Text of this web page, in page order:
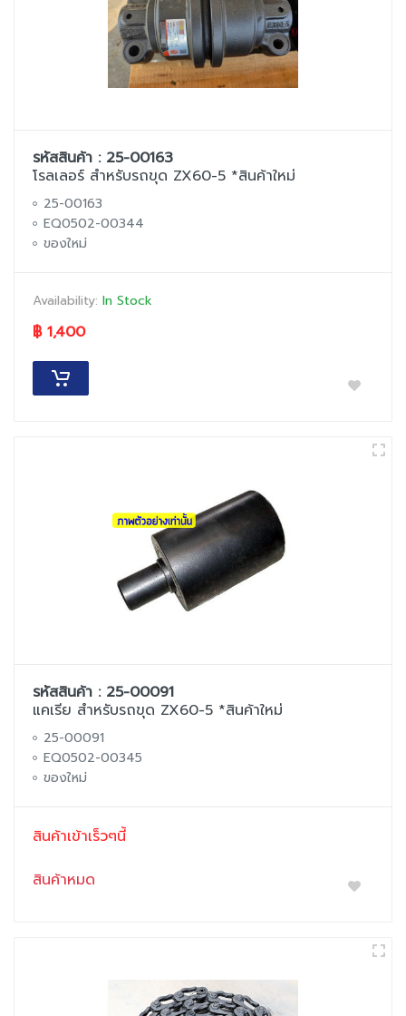
รหัสสินค้า : 25-00163
โรลเลอร์ สำหรับรถขุด ZX60-5 *สินค้าใหม่
25-00163
EQ0502-00344
ของใหม่
Availability: In Stock
฿ 1,400
รหัสสินค้า : 25-00091
แคเรีย สำหรับรถขุด ZX60-5 *สินค้าใหม่
25-00091
EQ0502-00345
ของใหม่
สินค้าเข้าเร็วๆนี้
สินค้าหมด